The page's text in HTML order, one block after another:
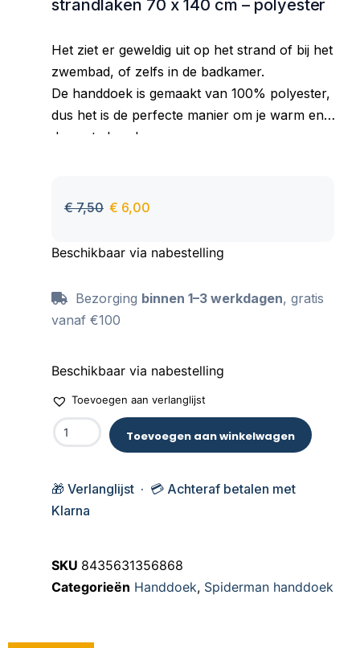
strandlaken 70 x 140 cm – polyester
Het ziet er geweldig uit op het strand of bij het
zwembad, of zelfs in de badkamer.
De handdoek is gemaakt van 100% polyester,
dus het is de perfecte manier om je warm en
droog te houden.
wasbeurten.
€7,50 € 6,00
Beschikbaar via nabestelling
Bezorging binnen 1–3 werkdagen, gratis
vanaf €100
Beschikbaar via nabestelling
Toevoegen aan verlanglijst
Toevoegen aan winkelwagen
🎁 Verlanglijst · 💳 Achteraf betalen met
Klarna
SKU 8435631356868
Categorieën Handdoek, Spiderman handdoek